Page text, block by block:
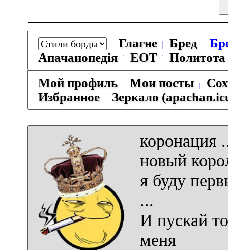
Глагне Бред
Апачанопедiя
ЕОТ
Политота
Мой профиль
Мои посты
Избранное
Зеркало
коронация
новый
я буду
...
И пускай
меня